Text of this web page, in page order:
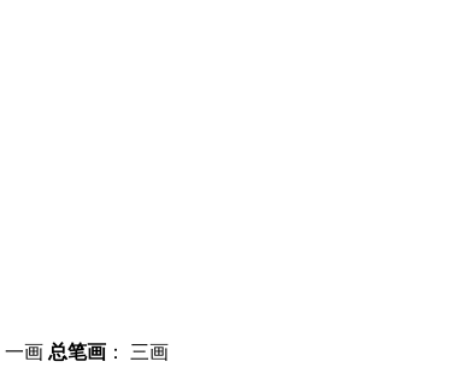
一画 总笔画 ： 三画